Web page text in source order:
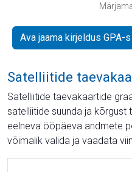
Ava jaama kirjeldus GPA-s
Satelliitide
Satelliitide taevakaartide
satelliitide suunda ja kõrgust
eelneva ööpäeva andmete
võimalik valida ja vaadata